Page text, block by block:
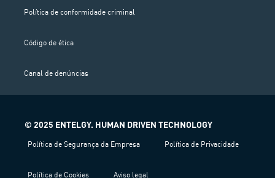
Política de conformidade criminal
Código de ética
Canal de denúncias
© 2025 ENTELGY. HUMAN DRIVEN TECHNOLOGY
Política de Segurança da Empresa Política de Privacidade
Política de Cookies Aviso legal